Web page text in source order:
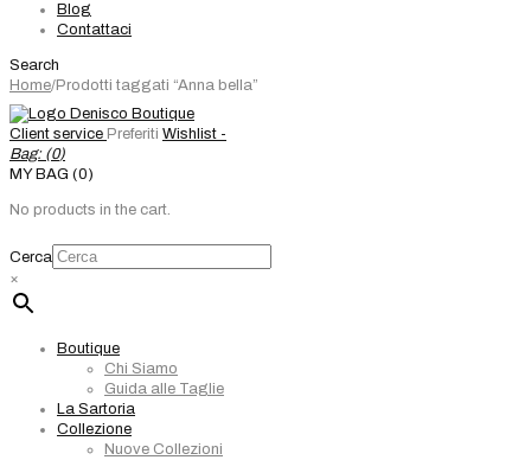
Blog
Contattaci
Search
Home/Prodotti taggati “Anna bella”
Client service Preferiti Wishlist -
Bag: (0)
MY BAG (0)
No products in the cart.
Cerca
×
Boutique
Chi Siamo
Guida alle Taglie
La Sartoria
Collezione
Nuove Collezioni